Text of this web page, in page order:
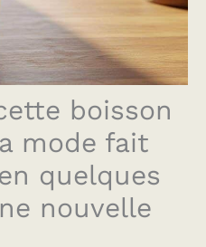
boisson
mode fait
quelques
nouvelle